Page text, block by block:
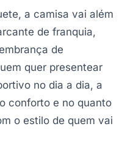
a camisa vai além
de franquia,
de
quer presentear
no dia a dia, a
conforto e no quanto
o estilo de quem vai